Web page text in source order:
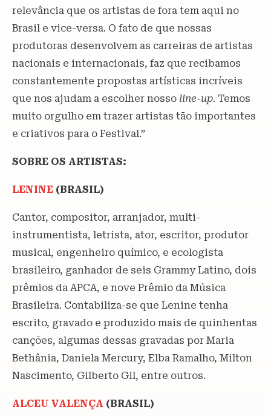
relevância que os artistas de fora tem aqui no
Brasil e vice-versa. O fato de que nossas
produtoras desenvolvem as carreiras de artistas
nacionais e internacionais, faz que recibamos
constantemente propostas artísticas incríveis
que nos ajudam a escolher nosso line-up. Temos
muito orgulho em trazer artistas tão importantes
e criativos para o Festival.”
SOBRE OS ARTISTAS:
LENINE (BRASIL)
Cantor, compositor, arranjador, multi-
instrumentista, letrista, ator, escritor, produtor
musical, engenheiro químico, e ecologista
brasileiro, ganhador de seis Grammy Latino, dois
prêmios da APCA, e nove Prêmio da Música
Brasileira. Contabiliza-se que Lenine tenha
escrito, gravado e produzido mais de quinhentas
canções, algumas dessas gravadas por Maria
Bethânia, Daniela Mercury, Elba Ramalho, Milton
Nascimento, Gilberto Gil, entre outros.
ALCEU VALENÇA (BRASIL)